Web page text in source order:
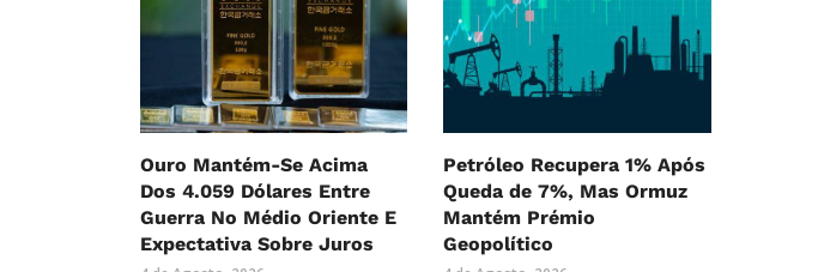
Ouro Mantém-Se Acima
Dos 4.059 Dólares Entre
Guerra No Médio Oriente E
Expectativa Sobre Juros
Petróleo Recupera 1% Após
Queda de 7%, Mas Ormuz
Mantém Prémio
Geopolítico